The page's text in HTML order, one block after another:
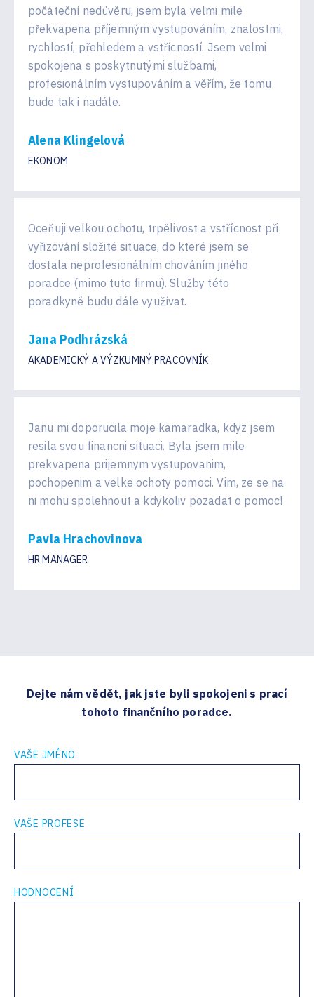
počáteční nedůvěru, jsem byla velmi mile
překvapena příjemným vystupováním, znalostmi,
rychlostí, přehledem a vstřícností. Jsem velmi
spokojena s poskytnutými službami,
profesionálním vystupováním a věřím, že tomu
bude tak i nadále.
Alena Klingelová
EKONOM
Oceňuji velkou ochotu, trpělivost a vstřícnost při
vyřizování složité situace, do které jsem se
dostala neprofesionálním chováním jiného
poradce (mimo tuto firmu). Služby této
poradkyně budu dále využívat.
Jana Podhrázská
AKADEMICKÝ A VÝZKUMNÝ PRACOVNÍK
Janu mi doporucila moje kamaradka, kdyz jsem
resila svou financni situaci. Byla jsem mile
prekvapena prijemnym vystupovanim,
pochopenim a velke ochoty pomoci. Vim, ze se na
ni mohu spolehnout a kdykoliv pozadat o pomoc!
Pavla Hrachovinova
HR MANAGER
Dejte nám vědět, jak jste byli spokojeni s prací
tohoto finančního poradce.
VAŠE JMÉNO
VAŠE PROFESE
HODNOCENÍ